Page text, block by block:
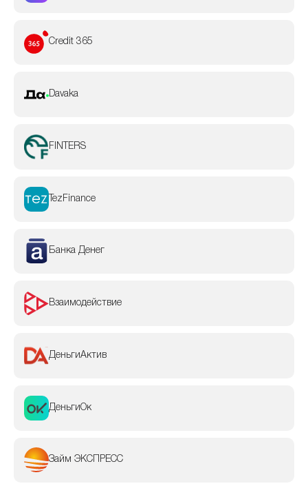
Credit 365
Davaka
FINTERS
TezFinance
Банка Денег
Взаимодействие
ДеньгиАктив
ДеньгиОк
Займ ЭКСПРЕСС